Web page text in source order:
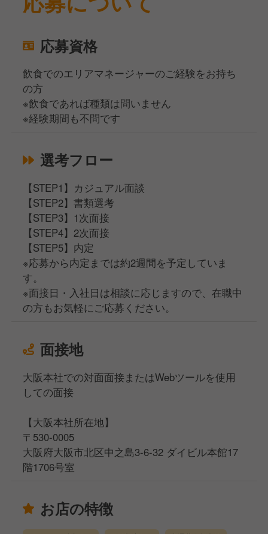
応募資格
飲食でのエリアマネージャーのご経験をお持ち
の方
※飲食であれば種類は問いません
※経験期間も不問です
選考フロー
【STEP1】カジュアル面談
【STEP2】書類選考
【STEP3】1次面接
【STEP4】2次面接
【STEP5】内定
※応募から内定までは約2週間を予定していま
す。
※面接日・入社日は相談に応じますので、在職中
の方もお気軽にご応募ください。
面接地
大阪本社での対面面接またはWebツールを使用
しての面接
【大阪本社所在地】
〒530-0005
大阪府大阪市北区中之島3-6-32 ダイビル本館17
階1706号室
お店の特徴